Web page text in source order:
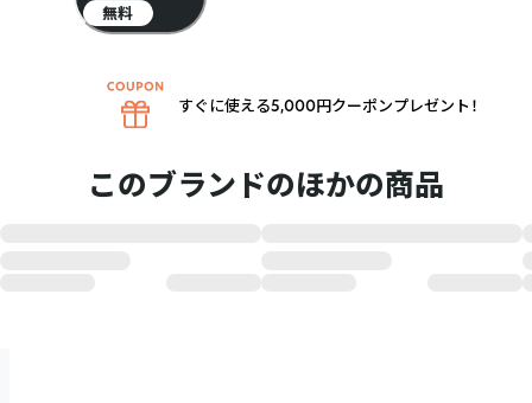
このブランドのほかの商品
無料
すぐに使える5,000円クーポンプレゼント！